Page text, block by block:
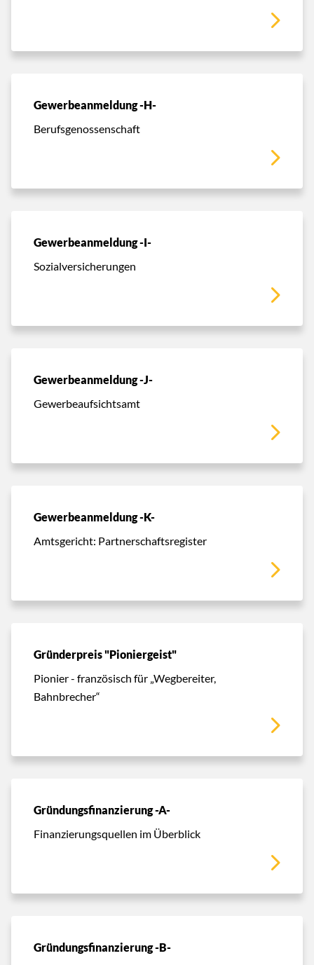
Gewerbeanmeldung -H-
Berufsgenossenschaft
Gewerbeanmeldung -I-
Sozialversicherungen
Gewerbeanmeldung -J-
Gewerbeaufsichtsamt
Gewerbeanmeldung -K-
Amtsgericht: Partnerschaftsregister
Gründerpreis "Pioniergeist"
Pionier - französisch für „Wegbereiter,
Bahnbrecher“
Gründungsfinanzierung -A-
Finanzierungsquellen im Überblick
Gründungsfinanzierung -B-